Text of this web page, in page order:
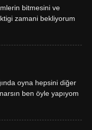
bitmesini ve
zamani bekliyorum
oyna hepsini diğer
ben öyle yapıyom